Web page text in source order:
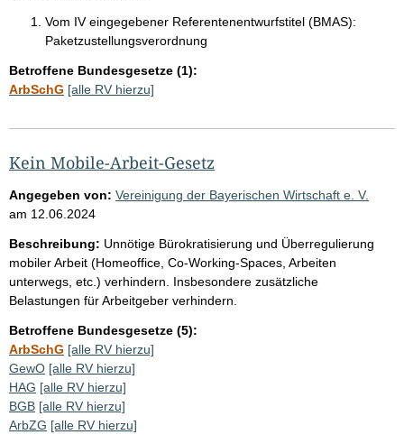
Vom IV eingegebener Referentenentwurfstitel (BMAS):
Paketzustellungsverordnung
Betroffene Bundesgesetze (1):
ArbSchG [alle RV hierzu]
Kein Mobile-Arbeit-Gesetz
Angegeben von: Vereinigung der Bayerischen Wirtschaft e. V.
am 12.06.2024
Beschreibung: Unnötige Bürokratisierung und Überregulierung
mobiler Arbeit (Homeoffice, Co-Working-Spaces, Arbeiten
unterwegs, etc.) verhindern. Insbesondere zusätzliche
Belastungen für Arbeitgeber verhindern.
Betroffene Bundesgesetze (5):
ArbSchG [alle RV hierzu]
GewO [alle RV hierzu]
HAG [alle RV hierzu]
BGB [alle RV hierzu]
ArbZG [alle RV hierzu]